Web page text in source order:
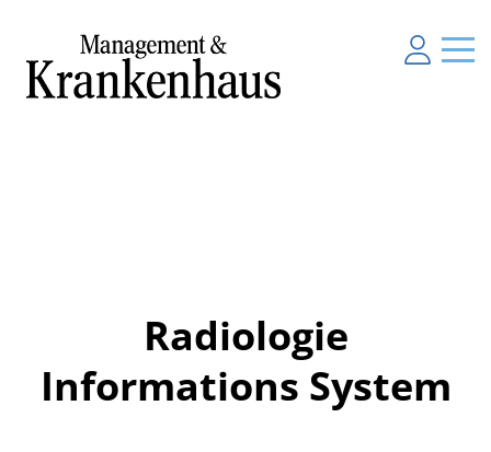
Radiologie
Informations System